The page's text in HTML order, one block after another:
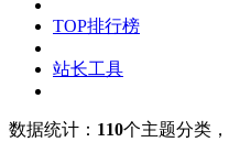
TOP排行榜
站长工具
数据统计： 110个主题分类，